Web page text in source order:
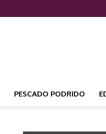
PESCADO PODRIDO